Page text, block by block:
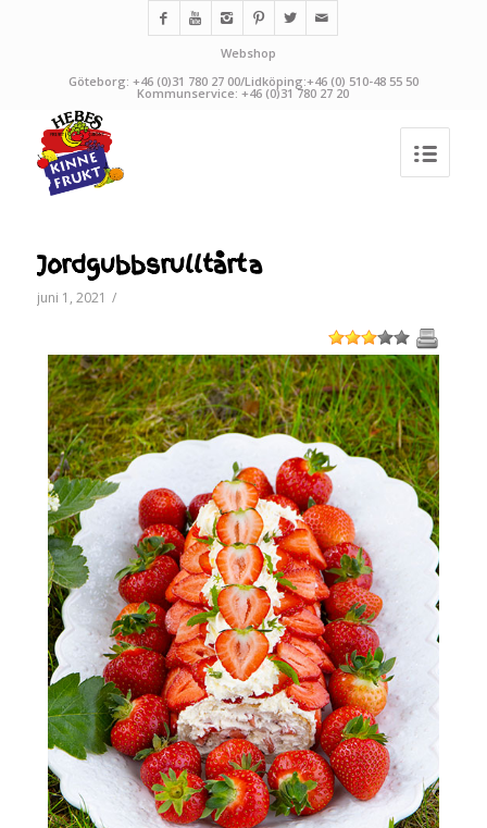
Webshop
Göteborg: +46 (0)31 780 27 00/Lidköping:+46 (0) 510-48 55 50
Kommunservice: +46 (0)31 780 27 20
Jordgubbsrulltårta
juni 1, 2021 /
1 2 3 4 5